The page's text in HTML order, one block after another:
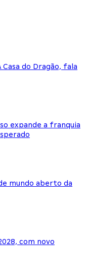
do Dragão, fala
expande a franquia
mundo aberto da
com novo